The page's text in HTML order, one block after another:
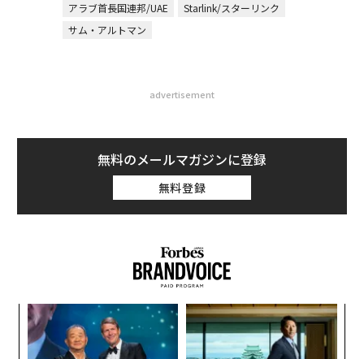
アラブ首長国連邦/UAE
Starlink/スターリンク
サム・アルトマン
advertisement
無料のメールマガジンに登録
無料登録